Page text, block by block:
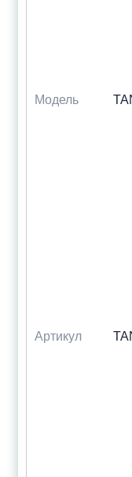
Модель
Артикул